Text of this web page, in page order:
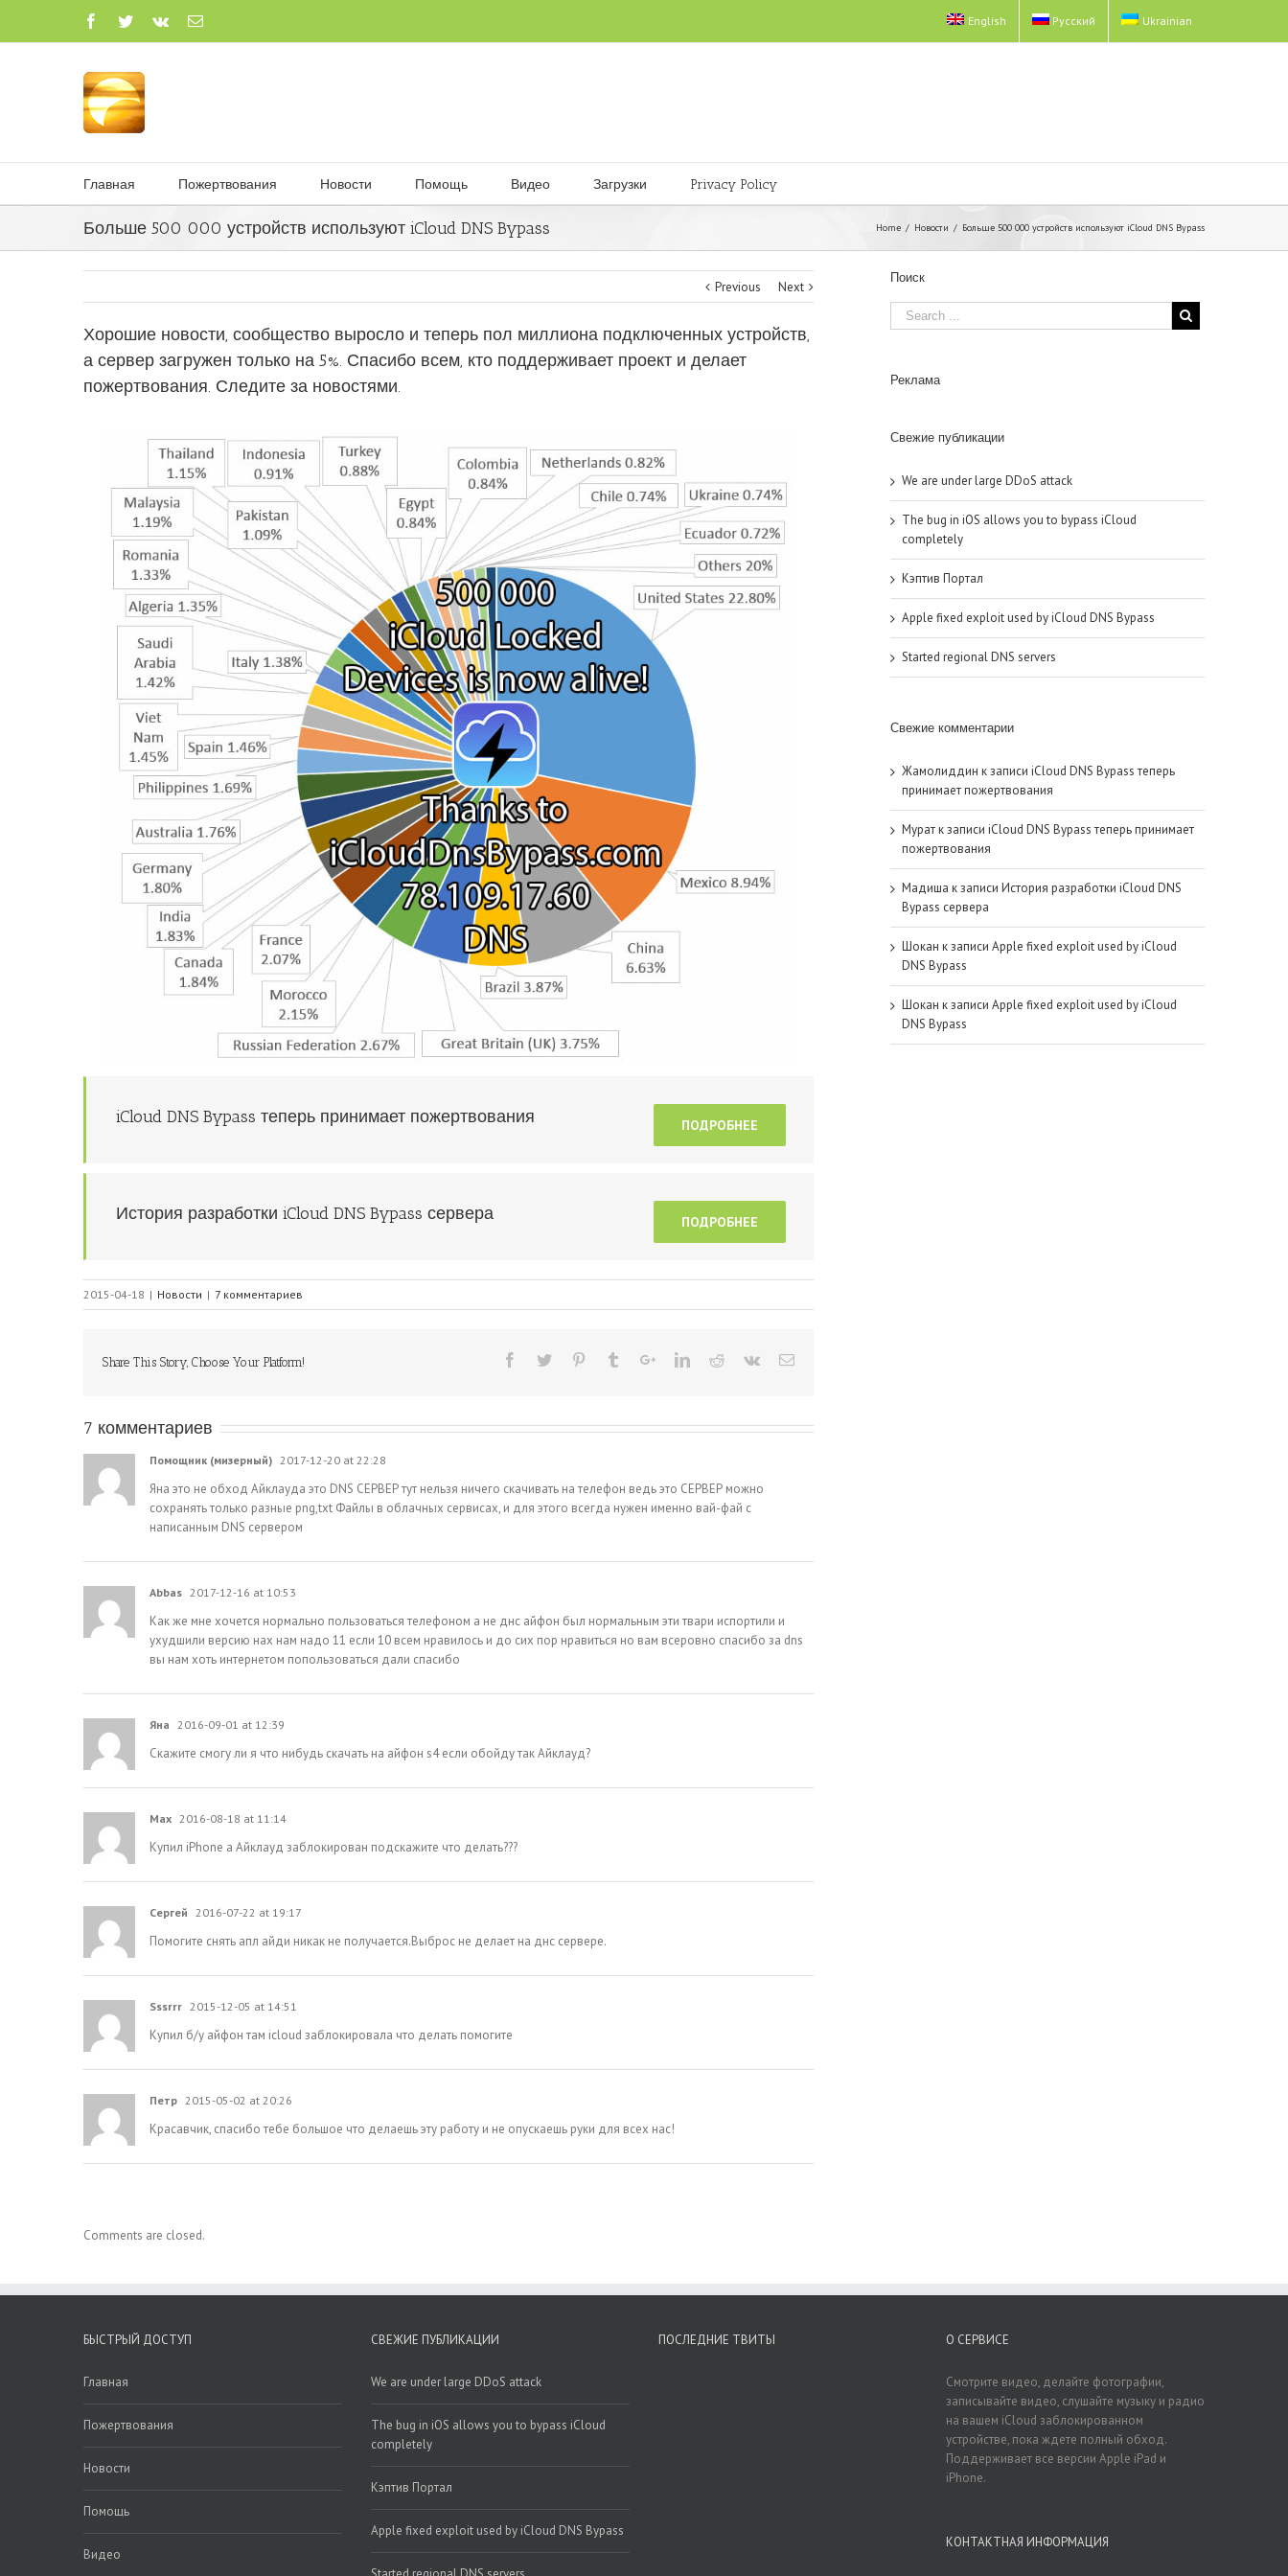
English Русский Ukrainian
Главная Пожертвования Новости Помощь Видео Загрузки Privacy Policy
Больше 500 000 устройств используют iCloud DNS Bypass Home / Новости / Больше 500 000 устройств используют iCloud DNS Bypass
Previous Next
Хорошие новости, сообщество выросло и теперь пол миллиона подключенных устройств,
а сервер загружен только на 5%. Спасибо всем, кто поддерживает проект и делает
пожертвования. Следите за новостями.
ПОДРОБНЕЕ
iCloud DNS Bypass теперь принимает пожертвования
ПОДРОБНЕЕ
История разработки iCloud DNS Bypass сервера
2015-04-18 | Новости | 7 комментариев
Share This Story, Choose Your Platform!
7 комментариев
Помощник (мизерный) 2017-12-20 at 22:28
Яна это не обход Айклауда это DNS СЕРВЕР тут нельзя ничего скачивать на телефон ведь это СЕРВЕР можно
сохранять только разные png,txt Файлы в облачных сервисах, и для этого всегда нужен именно вай-фай с
написанным DNS сервером
Abbas 2017-12-16 at 10:53
Как же мне хочется нормально пользоваться телефоном а не днс айфон был нормальным эти твари испортили и
ухудшили версию нах нам надо 11 если 10 всем нравилось и до сих пор нравиться но вам всеровно спасибо за dns
вы нам хоть интернетом попользоваться дали спасибо
Яна 2016-09-01 at 12:39
Скажите смогу ли я что нибудь скачать на айфон s4 если обойду так Айклауд?
Max 2016-08-18 at 11:14
Купил iPhone а Айклауд заблокирован подскажите что делать???
Сергей 2016-07-22 at 19:17
Помогите снять апл айди никак не получается.Выброс не делает на днс сервере.
Sssrrr 2015-12-05 at 14:51
Купил б/у айфон там icloud заблокировала что делать помогите
Петр 2015-05-02 at 20:26
Красавчик, спасибо тебе большое что делаешь эту работу и не опускаешь руки для всех нас!
Comments are closed.
Поиск
Реклама
Свежие публикации
We are under large DDoS attack
The bug in iOS allows you to bypass iCloud
completely
Кэптив Портал
Apple fixed exploit used by iCloud DNS Bypass
Started regional DNS servers
Свежие комментарии
Жамолиддин к записиiCloud DNS Bypass теперь
принимает пожертвования
Муратк записиiCloud DNS Bypass теперь принимает
пожертвования
Мадиша к записиИстория разработки iCloud DNS
Bypass сервера
Шокан к записиApple fixed exploit used by iCloud
DNS Bypass
Шокан к записиApple fixed exploit used by iCloud
DNS Bypass
БЫСТРЫЙ ДОСТУП
Главная
Пожертвования
Новости
Помощь
Видео
СВЕЖИЕ ПУБЛИКАЦИИ
We are under large DDoS attack
The bug in iOS allows you to bypass iCloud
completely
Кэптив Портал
Apple fixed exploit used by iCloud DNS Bypass
ПОСЛЕДНИЕ ТВИТЫ О СЕРВИСЕ
Смотрите видео, делайте фотографии,
записывайте видео, слушайте музыку и радио
на вашем iCloud заблокированном
устройстве, пока ждете полный обход.
Поддерживает все версии Apple iPad и
iPhone.
КОНТАКТНАЯ ИНФОРМАЦИЯ